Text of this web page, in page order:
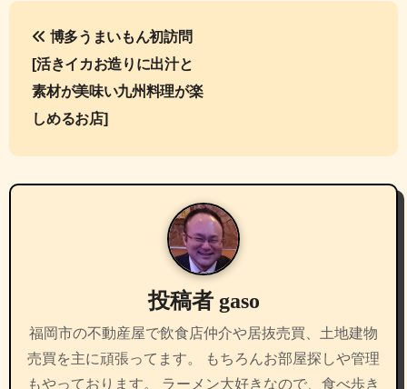
投
稿
ナ
ビ
ゲ
博多うまいもん初訪問
[活きイカお造りに出汁と
素材が美味い九州料理が楽
しめるお店]
投稿者 gaso
福岡市の不動産屋で飲食店仲介や居抜売買、土地建物
売買を主に頑張ってます。 もちろんお部屋探しや管理
もやっております。 ラーメン大好きなので、食べ歩き